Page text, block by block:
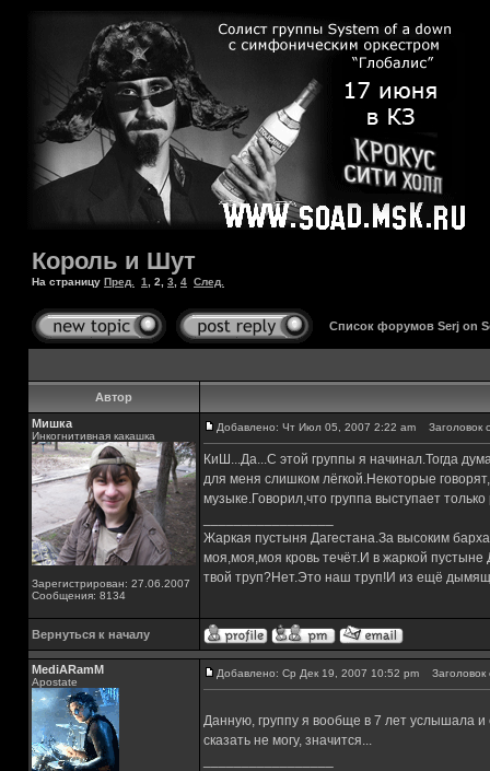
Король и Шут
На страницу Пред. 1 2 3 4 След.
Список форумов Serj on
Автор
Мишка
Инкогнитивная какашка
Зарегистрирован: 27.06.2007
Сообщения: 8134
Добавлено: Чт Июл 05, 2007 2:22 am Заголовок
КиШ...Да...С этой группы я начинал.Тогда
для меня слишком лёгкой.Некоторые
музыке.Говорил,что группа выступает
Жаркая пустыня Дагестана.За высоким
моя,моя,моя кровь течёт.И в жаркой
твой труп?Нет.Это наш труп!И из ещё
Вернуться к началу
MediARamM
Apostate
Добавлено: Ср Дек 19, 2007 10:52 pm Заголовок
Данную, группу я вообще в 7 лет услышала
сказать не могу, значится...